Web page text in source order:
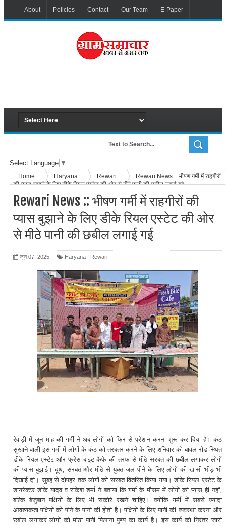
About Policies Contact Our Team E-Paper
Select Language ▼
Home Haryana Rewari
Rewari News :: भीषण गर्मी में राहगीरों
की प्यास बुझाने के लिए डीके रियल एस्टेट की ओर से मीठे पानी की छबील लगाई गई
Rewari News :: भीषण गर्मी में राहगीरों की
प्यास बुझाने के लिए डीके रियल एस्टेट की ओर
से मीठे पानी की छबील लगाई गई
जून 07, 2025 Haryana Rewari
रेवाड़ी में जून माह की गर्मी ने अब लोगों को फिर से परेशान करना शुरू कर दिया है। कंठ
सुखाने वाली इस गर्मी में लोगों के कंठ को तरबतर करने के लिए शनिवार को बावल रोड स्थित
डीके रियल एस्टेट और फ्रेस बाइट कैफे की तरफ से मीठे सरबत की छबील लगाकर लोगों
की प्यास बुझाई। दूध, सरबत और मीठे से युक्त जल पीने के लिए लोगों की खासी भीड़ भी
दिखाई दी। सुबह से दोपहर तक लोगों को सरबत वितरित किया गया। डीके रियल एस्टेट के
डायरेक्टर डीके यादव व राकेश शर्मा ने बताया कि गर्मी के मौसम में लोगों की प्यास ही नहीं,
बल्कि बेजुबान पक्षियों के लिए भी सकोरे रखने चाहिए। क्योंकि गर्मी में सबसे ज्यादा
आवश्यकता पक्षियों को पीने के पानी की होती है। पक्षियों के लिए पानी की व्यवस्था करना और
छबील लगाकर लोगों को मीठा पानी पिलाना पुण्य का कार्य है। इस कार्य को निरंतर जारी